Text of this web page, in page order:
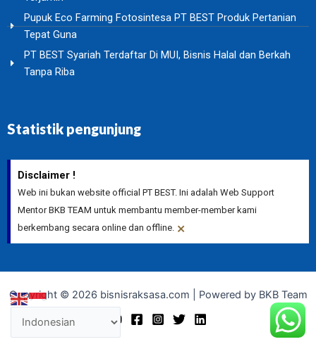
Pupuk Eco Farming Fotosintesa PT BEST Produk Pertanian
Tepat Guna
PT BEST Syariah Terdaftar Di MUI, Bisnis Halal dan Berkah
Tanpa Riba
Statistik pengunjung
Disclaimer !
Web ini bukan website official PT BEST. Ini adalah Web Support
Mentor BKB TEAM untuk membantu member-member kami
berkembang secara online dan offline. ×
Copyright © 2026 bisnisraksasa.com | Powered by BKB Team